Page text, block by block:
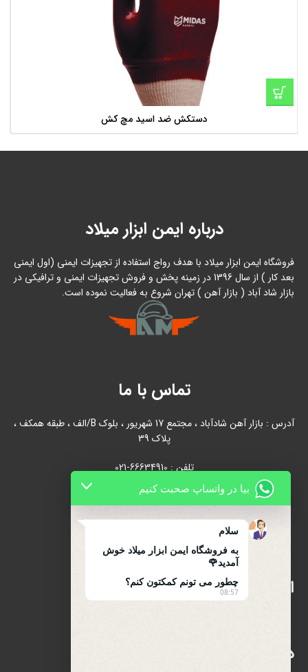
دستکش ضد اسید مچ کش
درباره ایمن ابزار میلاد
فروشگاه ایمن ابزار میلاد با هدف رواج استفاده از تجهیزات ایمنی (اول ایمنی
بعد کار ) از سال 1396 در زمینه پخش و فروش تجهیزات ایمنی و ترافیکی در
بازار شاد آباد ( بازار آهن ) تهران شروع به فعالیت نموده است.
تماس با ما
آدرس : بازار آهن شادآباد ، مجتمع 17 شهریور ، بلوک B/الف ، طبقه همکف ،
پلاک 39
تلفن : 66634910-021
021-66631684
اینماد
دسترسی سریع
بیا در واتساپ صحبت کنیم
سلام
به فروشگاه ایمن ابزار میلاد خوش
آمدید🌹
چطور می تونم کمکتون کنم؟
08:57